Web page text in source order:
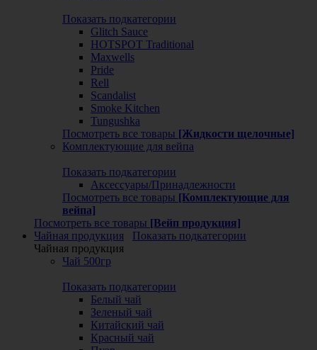
Показать подкатегории
Glitch Sauce
HOTSPOT Traditional
Maxwells
Pride
Rell
Scandalist
Smoke Kitchen
Tungushka
Посмотреть все товары [Жидкости щелочные]
Комплектующие для вейпа
Показать подкатегории
Аксессуары/Принадлежности
Посмотреть все товары [Комплектующие для
вейпа]
Посмотреть все товары [Вейп продукция]
Чайная продукция
Показать подкатегории
Чайная продукция
Чай 500гр
Показать подкатегории
Белый чай
Зеленый чай
Китайский чай
Красный чай